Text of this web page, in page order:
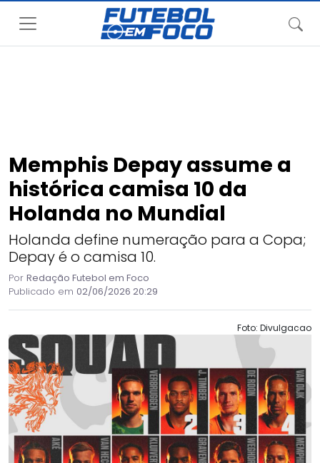
Memphis Depay assume a
histórica camisa 10 da
Holanda no Mundial
Holanda define numeração para a Copa;
Depay é o camisa 10.
Por Redação Futebol em Foco
Publicado em 02/06/2026 20:29
Foto: Divulgacao